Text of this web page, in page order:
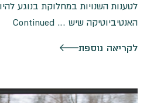
לטענות השנויות במחלוקת בנוגע
האנטיביוטיקה שיש … Continued
לקריאה נוספת